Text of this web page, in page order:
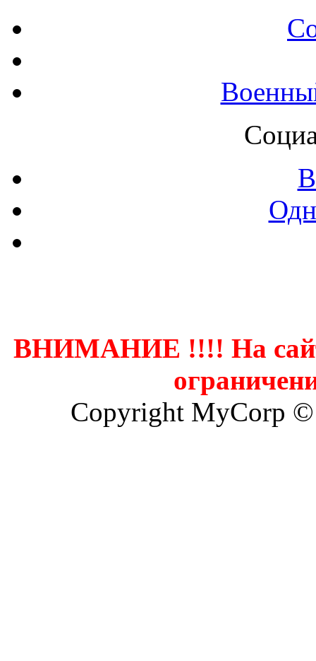
ВНИМАНИЕ !!!! На
Copyright MyCorp